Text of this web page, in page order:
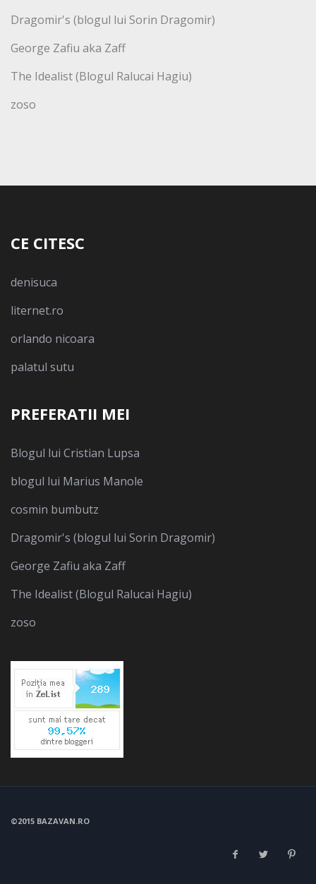
Dragomir's (blogul lui Sorin Dragomir)
George Zafiu aka Zaff
The Idealist (Blogul Ralucai Hagiu)
zoso
CE CITESC
denisuca
liternet.ro
orlando nicoara
palatul sutu
PREFERATII MEI
Blogul lui Cristian Lupsa
blogul lui Marius Manole
cosmin bumbutz
Dragomir's (blogul lui Sorin Dragomir)
George Zafiu aka Zaff
The Idealist (Blogul Ralucai Hagiu)
zoso
©2015 BAZAVAN.RO